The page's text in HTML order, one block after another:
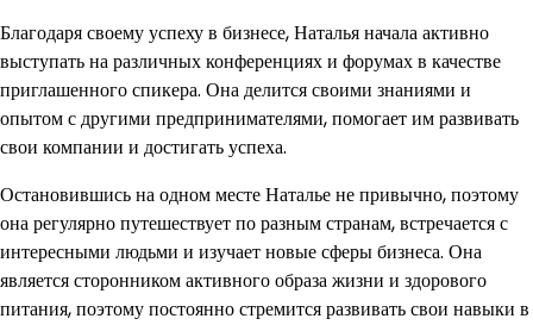
Благодаря своему успеху в бизнесе, Наталья начала активно
выступать на различных конференциях и форумах в качестве
приглашенного спикера. Она делится своими знаниями и
опытом с другими предпринимателями, помогает им развивать
свои компании и достигать успеха.
Остановившись на одном месте Наталье не привычно, поэтому
она регулярно путешествует по разным странам, встречается с
интересными людьми и изучает новые сферы бизнеса. Она
является сторонником активного образа жизни и здорового
питания, поэтому постоянно стремится развивать свои навыки в